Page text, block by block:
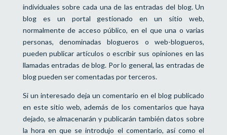
individuales sobre cada una de las entradas del blog. Un
blog es un portal gestionado en un sitio web,
normalmente de acceso público, en el que una o varias
personas, denominadas blogueros o web-blogueros,
pueden publicar artículos o escribir sus opiniones en las
llamadas entradas de blog. Por lo general, las entradas de
blog pueden ser comentadas por terceros.
Si un interesado deja un comentario en el blog publicado
en este sitio web, además de los comentarios que haya
dejado, se almacenarán y publicarán también datos sobre
la hora en que se introdujo el comentario, así como el